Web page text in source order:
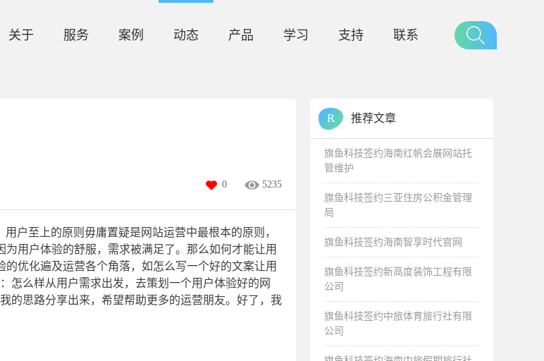
关于 服务 案例 动态 产品 学习 支持 联系
0 5235
户至上的原则毋庸置疑是网站运营中最根本的原则，
用户体验的舒服，需求被满足了。那么如何才能让用
优化遍及运营各个角落，如怎么写一个好的文案让用
怎么样从用户需求出发，去策划一个用户体验好的网
的思路分享出来，希望帮助更多的运营朋友。好了，我
R 推荐文章
旗鱼科技签约海南红帆会展网站托
管维护
旗鱼科技签约三亚住房公积金管理
局
旗鱼科技签约海南智享时代官网
旗鱼科技签约新高度装饰工程有限
公司
旗鱼科技签约中旅体育旅行社有限
公司